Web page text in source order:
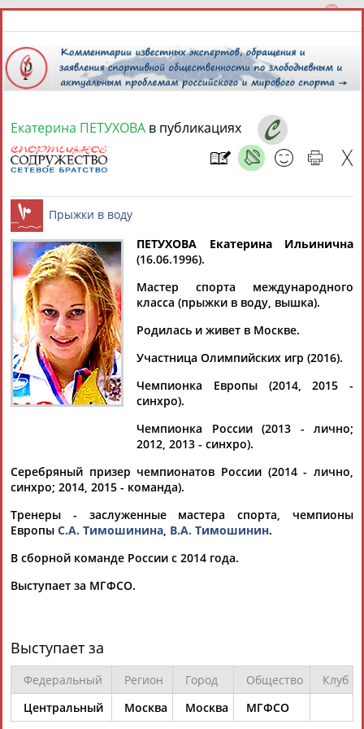
7 августа 2026 года,
СПОРТСМЕНЫ, ТРЕНЕРЫ И СПЕЦИАЛИСТЫ
Найдено: 1персона Расширенный поиск
Екатерина
ПЕТУХОВА
Ваш запрос: "Екатерина ПЕТУХОВА"
Документы 1-10 из 32 найденных уникальных документов
1 2
Владимир Тимошинин: По ступеньке в день
...всего-то с начала нынешнего года. Её прежняя партнёрша
Екатерина Петухованаходится ныне в декретном отпуске.
Дуэт Тимошинина-Петухова
Рио-2016. Расписание соревнований. Четверг, 18 августа
...с венгеркой Марианной Шаштин, тогда как в тяжелой
категорииЕкатерина Букина встретится с Самар Хамзой из
Ирана. В четверг... ...у женщин, где накануне на старт
квалификации вышлиЕкатерина Петуховаи Юлия
Екатерина ПЕТУХОВА в публикациях
Прыжки в воду
ПЕТУХОВА Екатерина Ильинична
(16.06.1996).
Мастер спорта международного
класса (прыжки в воду, вышка).
Родилась и живет в Москве.
Участница Олимпийских игр (2016).
Чемпионка Европы (2014, 2015 -
синхро).
Чемпионка России (2013 - лично;
2012, 2013 - синхро).
Серебряный призер чемпионатов России (2014 - лично,
синхро; 2014, 2015 - команда).
Тренеры - заслуженные мастера спорта, чемпионы
Европы С.А. Тимошинина, В.А. Тимошинин.
В сборной команде России с 2014 года.
Выступает за МГФСО.
Выступает за
Федеральный Регион Город Общество
Клуб
Центральный
Москва Москва МГФСО